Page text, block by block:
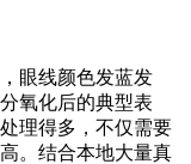
眼线颜色发蓝发
氧化后的典型表
理得多，不仅需要
。结合本地大量真